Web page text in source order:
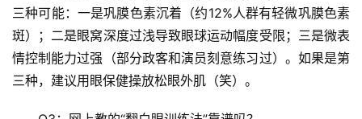
心
理
驿
站
三种可能：一是巩膜色素沉着（约12%人群有轻微巩膜色素
斑）；二是眼窝深度过浅导致眼球运动幅度受限；三是微表
情控制能力过强（部分政客和演员刻意练习过）。如果是第
三种，建议用眼保健操放松眼外肌（笑）。